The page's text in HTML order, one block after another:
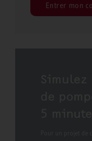
Entrer mon